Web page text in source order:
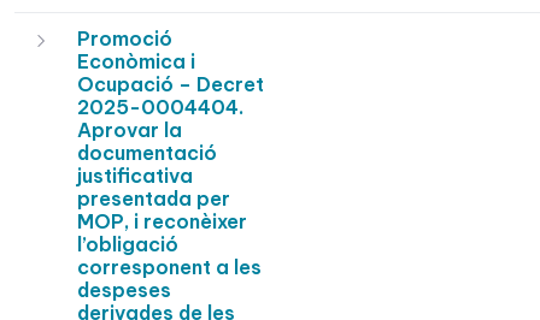
Promoció
Econòmica i
Ocupació – Decret
2025-0004404.
Aprovar la
documentació
justificativa
presentada per
MOP, i reconèixer
l’obligació
corresponent a les
despeses
derivades de les